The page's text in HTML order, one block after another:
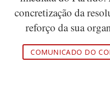
concretização da
reforço da sua
COMUNICADO DO